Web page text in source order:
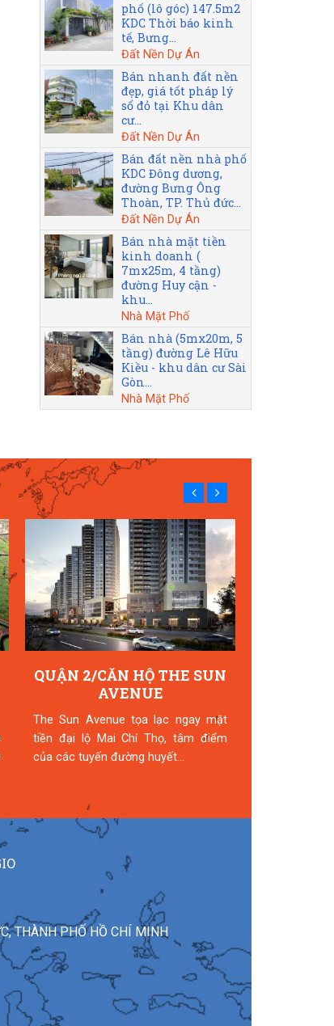
phố (lô góc) 147.5m2
KDC Thời báo kinh
tế, Bưng...
Đất Nền Dự Án
Bán nhanh đất nền
đẹp, giá tốt pháp lý
sổ đỏ tại Khu dân
cư...
Đất Nền Dự Án
Bán đất nền nhà phố
KDC Đông dương,
đường Bưng Ông
Thoàn, TP. Thủ đức...
Đất Nền Dự Án
Bán nhà mặt tiền
kinh doanh (
7mx25m, 4 tầng)
đường Huy cận -
khu...
Nhà Mặt Phố
Bán nhà (5mx20m, 5
tầng) đường Lê Hữu
Kiều - khu dân cư Sài
Gòn...
Nhà Mặt Phố
QUẬN 2/CĂN HỘ THE SUN
AVENUE
The Sun Avenue tọa lạc ngay mặt
tiền đại lộ Mai Chí Thọ, tâm điểm
của các tuyến đường huyết...
THÀNH PHỐ HỒ CHÍ MINH